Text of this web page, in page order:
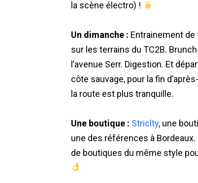
la scène électro) !
Un dimanche : Entrainement de
sur les terrains du TC2B.
l’avenue Serr. Digestion. Et
côte sauvage, pour la fin
la route est plus tranquille.
Une boutique : Striclty, une
une des références à
de boutiques du même style